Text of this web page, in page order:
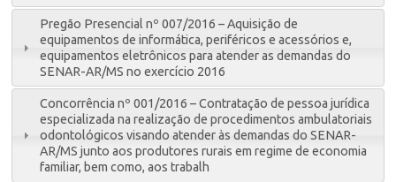
Pregão Presencial nº 007/2016 – Aquisição de
equipamentos de informática, periféricos e acessórios e,
equipamentos eletrônicos para atender as demandas do
SENAR-AR/MS no exercício 2016
Concorrência nº 001/2016 – Contratação de pessoa jurídica
especializada na realização de procedimentos ambulatoriais
odontológicos visando atender às demandas do SENAR-
AR/MS junto aos produtores rurais em regime de economia
familiar, bem como, aos trabalh